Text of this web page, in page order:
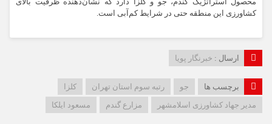
محصول استراتژیک گندم، جو و کلزا دارد که نشان‌دهنده ظرفیت بالای
کشاورزی این منطقه حتی در شرایط کم‌آبی است.
ارسال : خبرنگار پویا
برچسب ها جو رتبه سوم استان تهران
کلزا
مدیر جهاد کشاورزی اسلامشهر
مزارع گندم مسعود ایلکا